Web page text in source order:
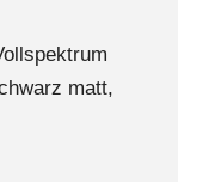
matt,